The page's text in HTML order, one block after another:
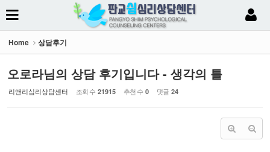
Home 상담후기
오로라님의 상담 후기입니다 - 생각의 틀
리앤리심리상담센터 조회 수 21915 추천 수 0 댓글 24
Sketchbook5, 스케치북5